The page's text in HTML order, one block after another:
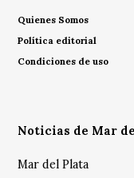
Quienes Somos
Política editorial
Condiciones de uso
Noticias de Mar
Mar del Plata